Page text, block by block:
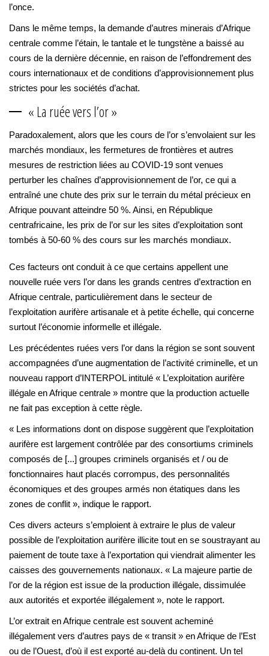
l’once.
Dans le même temps, la demande d’autres minerais d’Afrique
centrale comme l’étain, le tantale et le tungstène a baissé au
cours de la dernière décennie, en raison de l’effondrement des
cours internationaux et de conditions d’approvisionnement plus
strictes pour les sociétés d’achat.
« La ruée vers l’or »
Paradoxalement, alors que les cours de l’or s’envolaient sur les
marchés mondiaux, les fermetures de frontières et autres
mesures de restriction liées au COVID-19 sont venues
perturber les chaînes d’approvisionnement de l’or, ce qui a
entraîné une chute des prix sur le terrain du métal précieux en
Afrique pouvant atteindre 50 %. Ainsi, en République
centrafricaine, les prix de l’or sur les sites d’exploitation sont
tombés à 50-60 % des cours sur les marchés mondiaux.
Ces facteurs ont conduit à ce que certains appellent une
nouvelle ruée vers l’or dans les grands centres d’extraction en
Afrique centrale, particulièrement dans le secteur de
l’exploitation aurifère artisanale et à petite échelle, qui concerne
surtout l’économie informelle et illégale.
Les précédentes ruées vers l’or dans la région se sont souvent
accompagnées d’une augmentation de l’activité criminelle, et un
nouveau rapport d’INTERPOL intitulé « L’exploitation aurifère
illégale en Afrique centrale » montre que la production actuelle
ne fait pas exception à cette règle.
« Les informations dont on dispose suggèrent que l’exploitation
aurifère est largement contrôlée par des consortiums criminels
composés de [...] groupes criminels organisés et / ou de
fonctionnaires haut placés corrompus, des personnalités
économiques et des groupes armés non étatiques dans les
zones de conflit », indique le rapport.
Ces divers acteurs s’emploient à extraire le plus de valeur
possible de l’exploitation aurifère illicite tout en se soustrayant au
paiement de toute taxe à l’exportation qui viendrait alimenter les
caisses des gouvernements nationaux. « La majeure partie de
l’or de la région est issue de la production illégale, dissimulée
aux autorités et exportée illégalement », note le rapport.
L’or extrait en Afrique centrale est souvent acheminé
illégalement vers d’autres pays de « transit » en Afrique de l’Est
ou de l’Ouest, d’où il est exporté au-delà du continent. Un tel